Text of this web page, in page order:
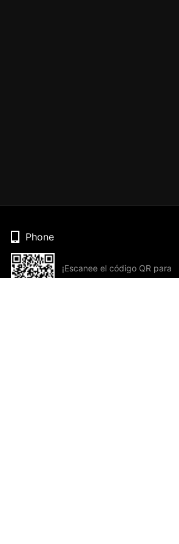
Phone
¡Escanee el código QR para
descargar la aplicación!